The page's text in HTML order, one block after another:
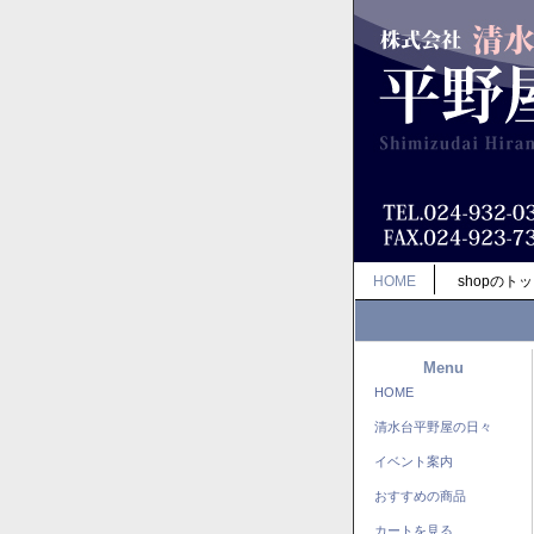
HOME shopのト
Menu
HOME
清水台平野屋の日々
イベント案内
おすすめの商品
カートを見る